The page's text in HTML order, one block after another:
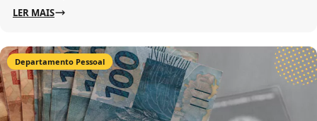
LER MAIS
Departamento Pessoal